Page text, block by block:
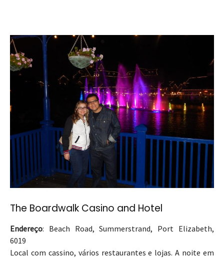
The Boardwalk Casino and Hotel
Endereço: Beach Road, Summerstrand, Port Elizabeth,
6019
Local com cassino, vários restaurantes e lojas. A noite em